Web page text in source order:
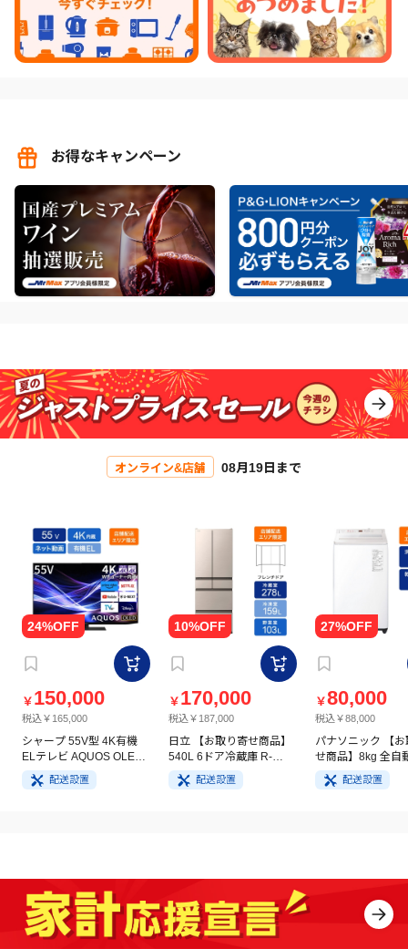
お得なキャンペーン
オンライン&店舗 08月19日まで
￥ 150,000
税込￥165,000
シャープ 55V型 4K有機
ELテレビ AQUOS OLED
4T-C55GQ3
配送設置
￥ 170,000
税込￥187,000
日立 【お取り寄せ商品】
540L 6ドア冷蔵庫 R-
HW54V(N) ライトゴール
ド
配送設置
￥80,000
税込￥88,000
パナソニック 【お
せ商品】8kg 全自
洗濯機 NA-
イト
配送設置